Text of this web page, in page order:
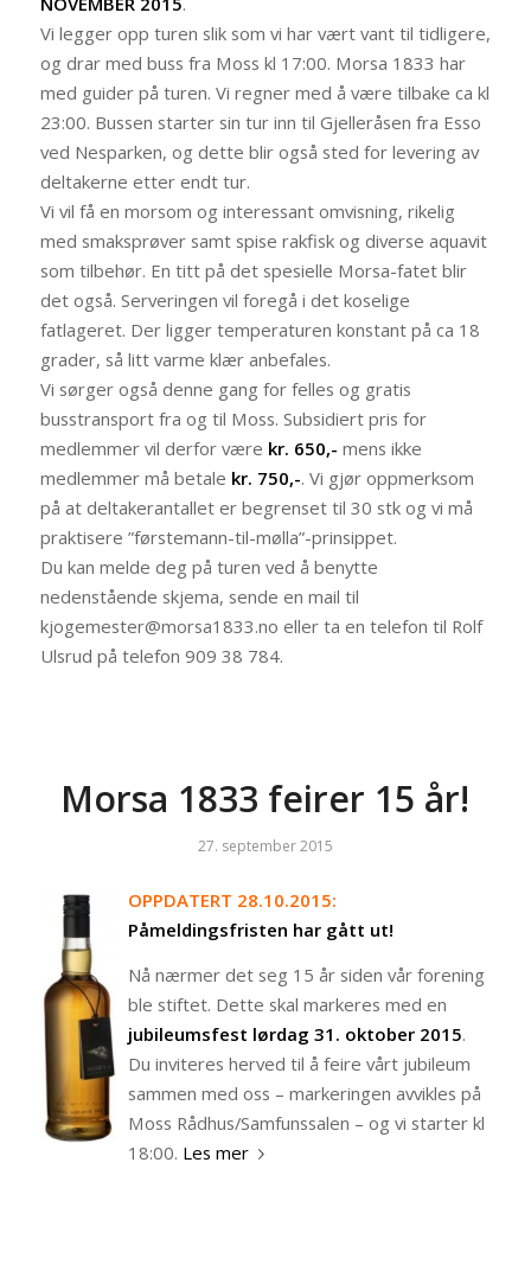
Vi legger opp turen slik som vi har vært vant til tidligere,
og drar med buss fra Moss kl 17:00. Morsa 1833 har
med guider på turen. Vi regner med å være tilbake ca kl
23:00. Bussen starter sin tur inn til Gjelleråsen fra Esso
ved Nesparken, og dette blir også sted for levering av
deltakerne etter endt tur.
Vi vil få en morsom og interessant omvisning, rikelig
med smaksprøver samt spise rakfisk og diverse aquavit
som tilbehør. En titt på det spesielle Morsa-fatet blir
det også. Serveringen vil foregå i det koselige
fatlageret. Der ligger temperaturen konstant på ca 18
grader, så litt varme klær anbefales.
Vi sørger også denne gang for felles og gratis
busstransport fra og til Moss. Subsidiert pris for
medlemmer vil derfor være kr. 650,- mens ikke
medlemmer må betale kr. 750,-. Vi gjør oppmerksom
på at deltakerantallet er begrenset til 30 stk og vi må
praktisere ”førstemann-til-mølla”-prinsippet.
Du kan melde deg på turen ved å benytte
nedenstående skjema, sende en mail til
kjogemester@morsa1833.no eller ta en telefon til Rolf
Ulsrud på telefon 909 38 784.
Morsa 1833 feirer 15 år!
27. september 2015
OPPDATERT 28.10.2015:
Påmeldingsfristen har gått ut!
Nå nærmer det seg 15 år siden vår forening
ble stiftet. Dette skal markeres med en
jubileumsfest lørdag 31. oktober 2015.
Du inviteres herved til å feire vårt jubileum
sammen med oss – markeringen avvikles på
Moss Rådhus/Samfunssalen – og vi starter kl
18:00. Les mer